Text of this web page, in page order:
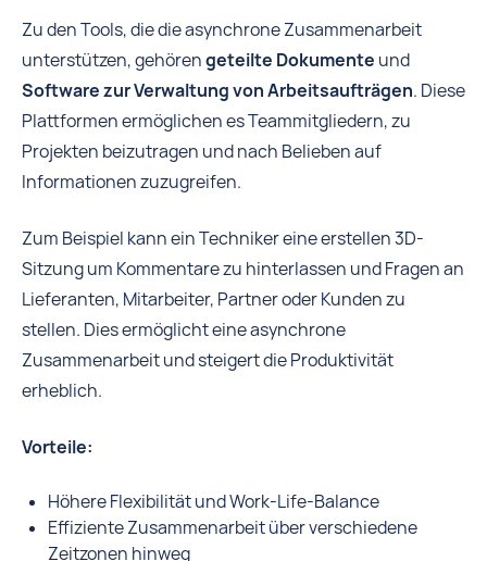
Zu den Tools, die die asynchrone Zusammenarbeit
unterstützen, gehörengeteilte Dokumente und
Software zur Verwaltung von Arbeitsaufträgen. Diese
Plattformen ermöglichen es Teammitgliedern, zu
Projekten beizutragen und nach Belieben auf
Informationen zuzugreifen.
Zum Beispiel kann ein Techniker eine erstellen 3D-
Sitzung um Kommentare zu hinterlassen und Fragen an
Lieferanten, Mitarbeiter, Partner oder Kunden zu
stellen. Dies ermöglicht eine asynchrone
Zusammenarbeit und steigert die Produktivität
erheblich.
Vorteile:
Höhere Flexibilität und Work-Life-Balance
Effiziente Zusammenarbeit über verschiedene
Zeitzonen hinweg